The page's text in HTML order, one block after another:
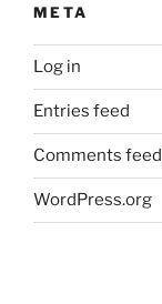
META
Log in
Entries feed
Comments feed
WordPress.org